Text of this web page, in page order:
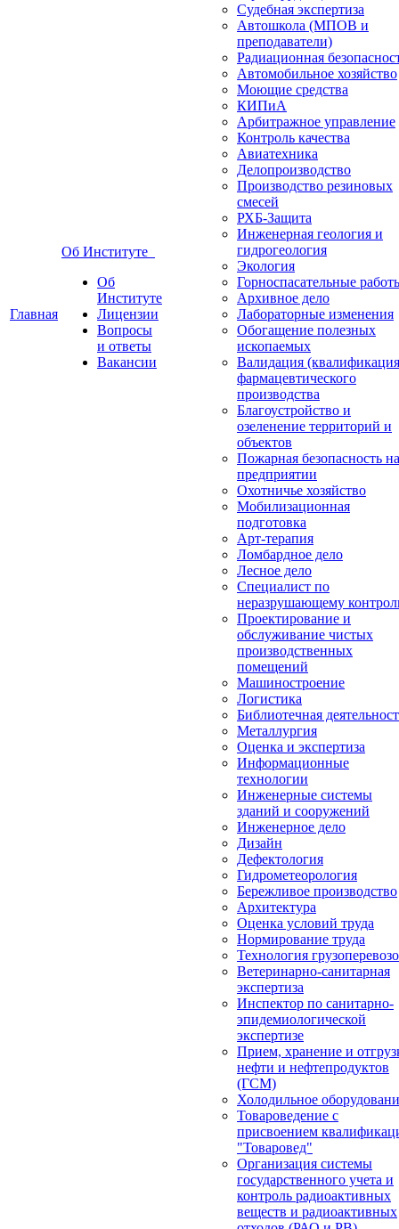
Главная
Об Институте
Об
Институте
Лицензии
Вопросы
и ответы
Вакансии
Судебная экспертиза
Автошкола (МПОВ и
преподаватели)
Радиационная
Автомобильное хозяйство
Моющие средства
КИПиА
Арбитражное управление
Контроль качества
Авиатехника
Делопроизводство
Производство резиновых
смесей
РХБ-Защита
Инженерная геология и
гидрогеология
Экология
Горноспасательные
Архивное дело
Лабораторные изменения
Обогащение полезных
ископаемых
Валидация
фармацевтического
производства
Благоустройство и
озеленение территорий и
объектов
Пожарная безопасность на
предприятии
Охотничье хозяйство
Мобилизационная
подготовка
Арт-терапия
Ломбардное дело
Лесное дело
Специалист по
неразрушающему
Проектирование и
обслуживание чистых
производственных
помещений
Машиностроение
Логистика
Библиотечная
Металлургия
Оценка и экспертиза
Информационные
технологии
Инженерные системы
зданий и сооружений
Инженерное дело
Дизайн
Дефектология
Гидрометеорология
Бережливое производство
Архитектура
Оценка условий труда
Нормирование труда
Технология
Ветеринарно-санитарная
экспертиза
Инспектор по санитарно-
эпидемиологической
экспертизе
Прием, хранение и
нефти и нефтепродуктов
(ГСМ)
Холодильное
Товароведение с
присвоением
"Товаровед"
Организация системы
государственного учета и
контроль радиоактивных
веществ и радиоактивных